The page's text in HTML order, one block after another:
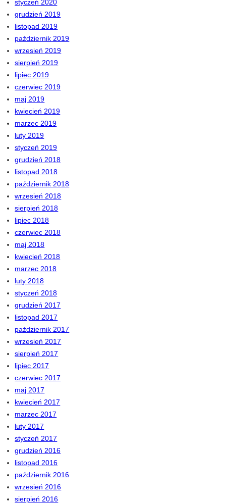
styczeń 2020
grudzień 2019
listopad 2019
październik 2019
wrzesień 2019
sierpień 2019
lipiec 2019
czerwiec 2019
maj 2019
kwiecień 2019
marzec 2019
luty 2019
styczeń 2019
grudzień 2018
listopad 2018
październik 2018
wrzesień 2018
sierpień 2018
lipiec 2018
czerwiec 2018
maj 2018
kwiecień 2018
marzec 2018
luty 2018
styczeń 2018
grudzień 2017
listopad 2017
październik 2017
wrzesień 2017
sierpień 2017
lipiec 2017
czerwiec 2017
maj 2017
kwiecień 2017
marzec 2017
luty 2017
styczeń 2017
grudzień 2016
listopad 2016
październik 2016
wrzesień 2016
sierpień 2016